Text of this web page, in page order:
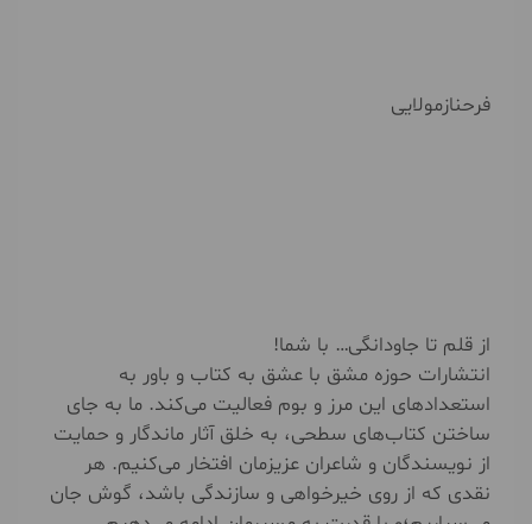
فرحنازمولایی
از قلم تا جاودانگی… با شما!
انتشارات حوزه مشق با عشق به کتاب و باور به
استعدادهای این مرز و بوم فعالیت می‌کند. ما به جای
ساختن کتاب‌های سطحی، به خلق آثار ماندگار و حمایت
از نویسندگان و شاعران عزیزمان افتخار می‌کنیم. هر
نقدی که از روی خیرخواهی و سازندگی باشد، گوش جان